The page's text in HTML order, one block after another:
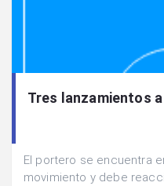
Tres lanzamientos
El portero se encuentra
movimiento y debe